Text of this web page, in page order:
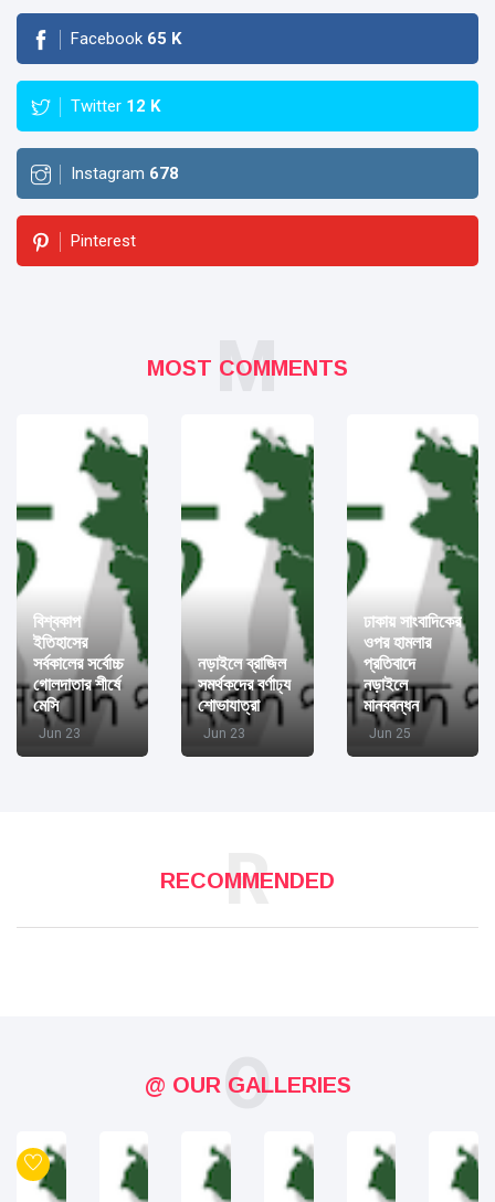
Facebook 65 K
Twitter 12 K
Instagram 678
Pinterest
MOST COMMENTS
M
বিশ্বকাপ
ইতিহাসের
সর্বকালের সর্বোচ্চ
গোলদাতার শীর্ষে
মেসি
Jun 23
নড়াইলে ব্রাজিল
সমর্থকদের বর্ণাঢ্য
শোভাযাত্রা
Jun 23
ঢাকায় সাংবাদিকের
ওপর হামলার
প্রতিবাদে
নড়াইলে
মানববন্ধন
Jun 25
RECOMMENDED
R
@ OUR GALLERIES
O